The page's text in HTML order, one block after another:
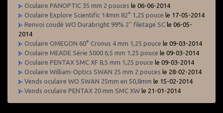
Oculaire PANOPTIC 35 mm 2 pouces le 06-06-2014
Oculaire Explore Scientific 14mm 82° 1,25 pouce le 17-05-2014
Renvoi coudé WO Durabright 99% 2'' filetage SC le 06-05-
2014
Oculaire OMEGON 60° Cronus 4 mm 1,25 pouce le 09-03-2014
Oculaire MEADE Série 5000 6,5 mm 1,25 pouce le 09-03-2014
Oculaire PENTAX SMC XF 8,5 mm 1,25 pouce le 09-03-2014
Oculaire William-Optics SWAN 25 mm 2 pouces le 28-02-2014
Vends oculaire WO SWAN 25mm en 50,8mm le 15-02-2014
Vends oculaire PENTAX 20 mm SMC XW le 21-01-2014